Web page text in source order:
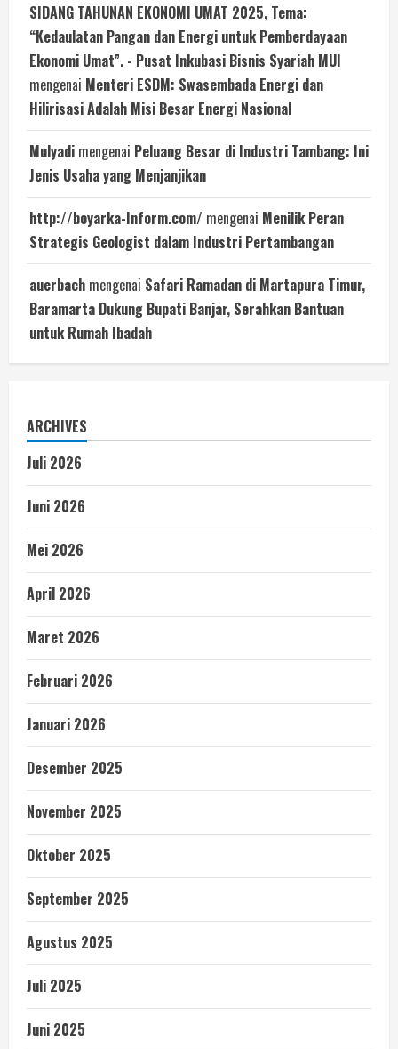
SIDANG TAHUNAN EKONOMI UMAT 2025, Tema:
“Kedaulatan Pangan dan Energi untuk Pemberdayaan
Ekonomi Umat”. - Pusat Inkubasi Bisnis Syariah MUI
mengenai Menteri ESDM: Swasembada Energi dan
Hilirisasi Adalah Misi Besar Energi Nasional
Mulyadi mengenai Peluang Besar di Industri Tambang: Ini
Jenis Usaha yang Menjanjikan
http://boyarka-Inform.com/ mengenai Menilik Peran
Strategis Geologist dalam Industri Pertambangan
auerbach mengenai Safari Ramadan di Martapura Timur,
Baramarta Dukung Bupati Banjar, Serahkan Bantuan
untuk Rumah Ibadah
ARCHIVES
Juli 2026
Juni 2026
Mei 2026
April 2026
Maret 2026
Februari 2026
Januari 2026
Desember 2025
November 2025
Oktober 2025
September 2025
Agustus 2025
Juli 2025
Juni 2025